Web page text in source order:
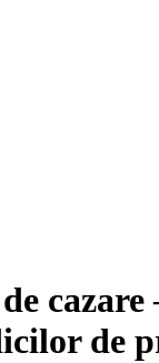
cazare
de